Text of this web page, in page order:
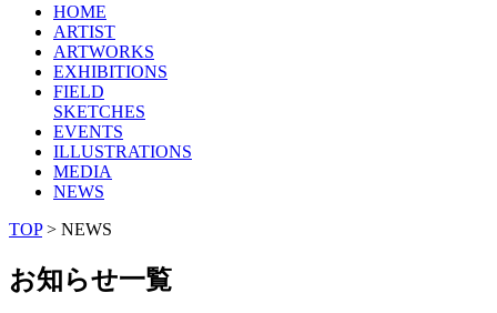
HOME
ARTIST
ARTWORKS
EXHIBITIONS
FIELD
SKETCHES
EVENTS
ILLUSTRATIONS
MEDIA
NEWS
TOP> NEWS
お知らせ一覧